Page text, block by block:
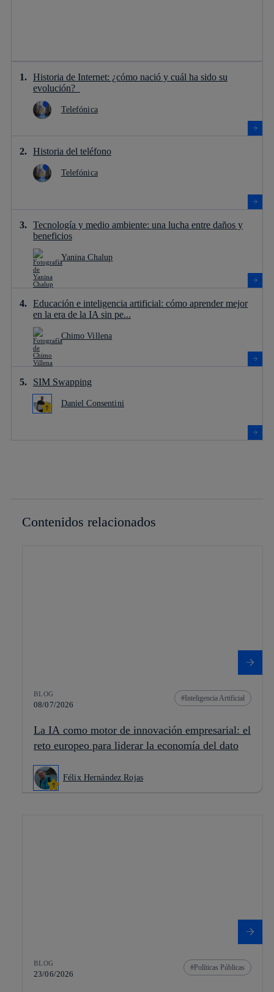
Historia de Internet: ¿cómo nació y cuál ha sido su
evolución?
Telefónica
Historia del teléfono
Telefónica
Tecnología y medio ambiente: una lucha entre daños y
beneficios
Yanina Chalup
Educación e inteligencia artificial: cómo aprender mejor
en la era de la IA sin pe...
Chimo Villena
SIM Swapping
Daniel Consentini
Contenidos relacionados
BLOG
08/07/2026
Inteligencia Artificial
La IA como motor de innovación empresarial: el
reto europeo para liderar la economía del dato
Félix Hernández Rojas
BLOG
23/06/2026
Políticas Públicas